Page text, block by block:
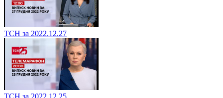
ТСН за 2022.12.27
ТСН за 2022.12.25